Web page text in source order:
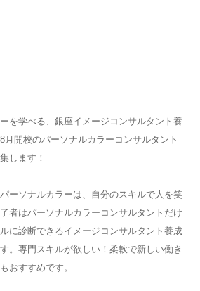
を学べる、銀座イメージコンサルタント養
月開校のパーソナルカラーコンサルタント
します！
ーソナルカラーは、自分のスキルで人を笑
者はパーソナルカラーコンサルタントだけ
に診断できるイメージコンサルタント養成
。専門スキルが欲しい！柔軟で新しい働き
おすすめです。